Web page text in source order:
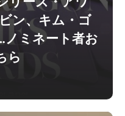
ン、キム・ゴ
ミネート者お
ら